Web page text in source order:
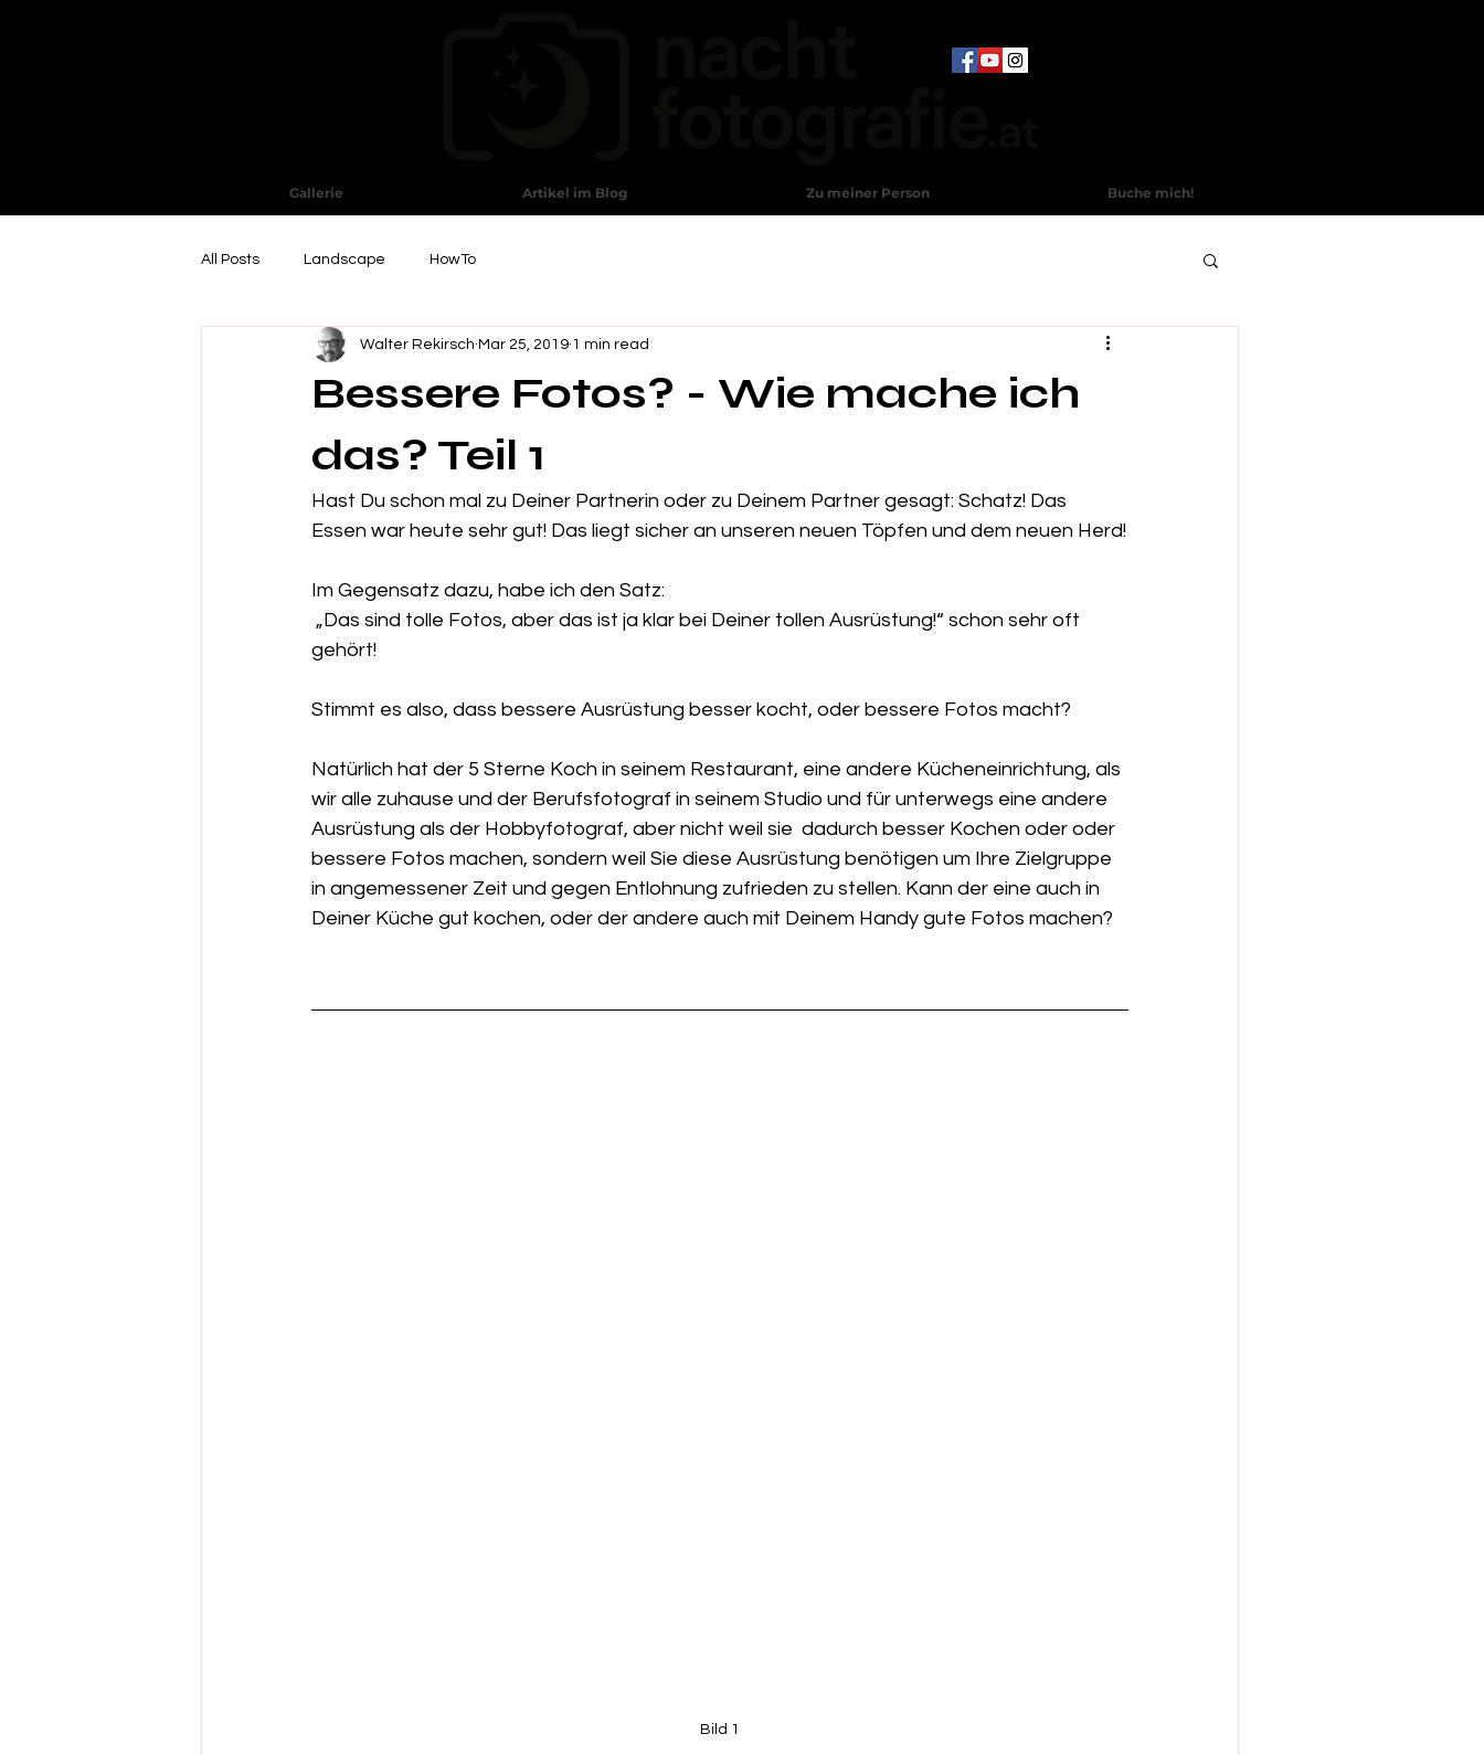
Gallerie Artikel im Blog Zu meiner Person Buche mich!
All Posts Landscape HowTo
Bessere Fotos? - Wie mache ich
das? Teil 1
Walter Rekirsch Mar 25, 2019 1 min read
Hast Du schon mal zu Deiner Partnerin oder zu Deinem Partner gesagt: Schatz! Das
Essen war heute sehr gut! Das liegt sicher an unseren neuen Töpfen und dem neuen Herd!
Im Gegensatz dazu, habe ich den Satz:
gehört!
Stimmt es also, dass bessere Ausrüstung besser kocht, oder bessere Fotos macht?
Natürlich hat der 5 Sterne Koch in seinem Restaurant, eine andere Kücheneinrichtung, als
wir alle zuhause und der Berufsfotograf in seinem Studio und für unterwegs eine andere
Ausrüstung als der Hobbyfotograf, aber nicht weil sie  dadurch besser Kochen oder oder
bessere Fotos machen, sondern weil Sie diese Ausrüstung benötigen um Ihre Zielgruppe
in angemessener Zeit und gegen Entlohnung zufrieden zu stellen. Kann der eine auch in
Deiner Küche gut kochen, oder der andere auch mit Deinem Handy gute Fotos machen?
Bild 1